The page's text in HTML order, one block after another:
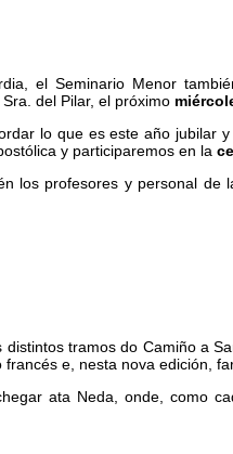
el Seminario Menor
del Pilar, el próximo
lo que es este año jubilar
y participaremos en la
los profesores y personal
tramos do Camiño a
e, nesta nova edición,
ata Neda, onde, como